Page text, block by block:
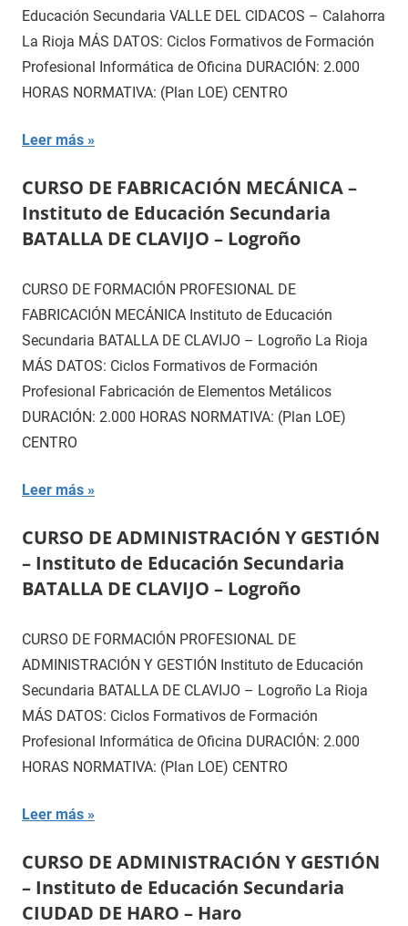
Educación Secundaria VALLE DEL CIDACOS – Calahorra
La Rioja MÁS DATOS: Ciclos Formativos de Formación
Profesional Informática de Oficina DURACIÓN: 2.000
HORAS NORMATIVA: (Plan LOE) CENTRO
Leer más
CURSO DE FABRICACIÓN MECÁNICA –
Instituto de Educación Secundaria
BATALLA DE CLAVIJO – Logroño
CURSO DE FORMACIÓN PROFESIONAL DE
FABRICACIÓN MECÁNICA Instituto de Educación
Secundaria BATALLA DE CLAVIJO – Logroño La Rioja
MÁS DATOS: Ciclos Formativos de Formación
Profesional Fabricación de Elementos Metálicos
DURACIÓN: 2.000 HORAS NORMATIVA: (Plan LOE)
CENTRO
Leer más
CURSO DE ADMINISTRACIÓN Y GESTIÓN
– Instituto de Educación Secundaria
BATALLA DE CLAVIJO – Logroño
CURSO DE FORMACIÓN PROFESIONAL DE
ADMINISTRACIÓN Y GESTIÓN Instituto de Educación
Secundaria BATALLA DE CLAVIJO – Logroño La Rioja
MÁS DATOS: Ciclos Formativos de Formación
Profesional Informática de Oficina DURACIÓN: 2.000
HORAS NORMATIVA: (Plan LOE) CENTRO
Leer más
CURSO DE ADMINISTRACIÓN Y GESTIÓN
– Instituto de Educación Secundaria
CIUDAD DE HARO – Haro